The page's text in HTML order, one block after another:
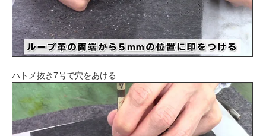
ハトメ抜き7号で穴をあける